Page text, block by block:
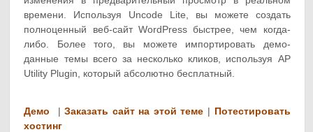
времени. Используя Uncode Lite, вы можете создать
полноценный веб-сайт WordPress быстрее, чем когда-
либо. Более того, вы можете импортировать демо-
данные темы всего за несколько кликов, используя AP
Utility Plugin, который абсолютно бесплатный.
Демо |Заказать сайт на этой теме | Потестировать
хостинг